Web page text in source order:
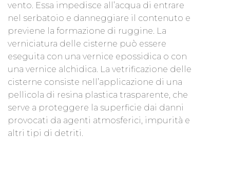
vento. Essa impedisce all’acqua di entrare
nel serbatoio e danneggiare il contenuto e
previene la formazione di ruggine. La
verniciatura delle cisterne può essere
eseguita con una vernice epossidica o con
una vernice alchidica. La vetrificazione delle
cisterne consiste nell’applicazione di una
pellicola di resina plastica trasparente, che
serve a proteggere la superficie dai danni
provocati da agenti atmosferici, impurità e
altri tipi di detriti.